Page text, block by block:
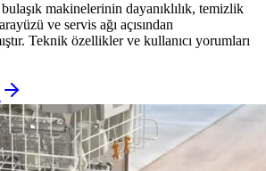
makinelerinin dayanıklılık, temizlik
ve servis ağı açısından
Teknik özellikler ve kullanıcı yorumları